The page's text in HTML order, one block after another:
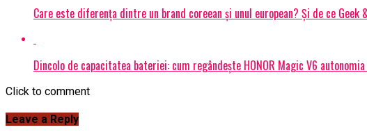
Care este diferența dintre un brand coreean și unul european? Și de ce
Dincolo de capacitatea bateriei: cum regândește HONOR Magic V6
Click to comment
Leave a Reply